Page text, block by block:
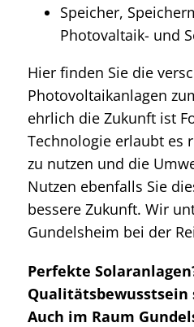
Speicher,
Photovaltaik- und
Hier finden Sie die
Photovoltaikanlagen
ehrlich die Zukunft ist
Technologie erlaubt es
zu nutzen und die
Nutzen ebenfalls Sie
bessere Zukunft. Wir
Gundelsheim bei der
Perfekte
Auch im Raum